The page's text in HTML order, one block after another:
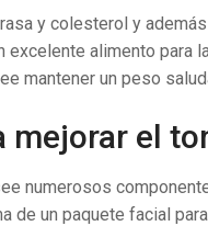
y colesterol y
excelente alimento para
mantener un peso
mejorar el
numerosos
de un paquete facial